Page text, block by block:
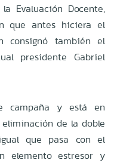
Evaluación Docente,
que antes hiciera el
consignó también el
presidente Gabriel
campaña y está en
de la doble
que pasa con el
elemento estresor y